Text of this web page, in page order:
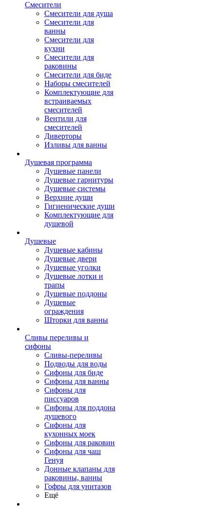
Смесители
Смесители для душа
Смесители для
ванны
Смесители для
кухни
Смесители для
раковины
Смесители для биде
Наборы смесителей
Комплектующие для
встраиваемых
смесителей
Вентили для
смесителей
Диверторы
Изливы для ванны
Душевая программа
Душевые панели
Душевые гарнитуры
Душевые системы
Верхние души
Гигиенические души
Комплектующие для
душевой
Душевые
Душевые кабины
Душевые двери
Душевые уголки
Душевые лотки и
трапы
Душевые поддоны
Душевые
ограждения
Шторки для ванны
Сливы переливы и
сифоны
Сливы-переливы
Подводы для воды
Сифоны для биде
Сифоны для ванны
Сифоны для
писсуаров
Сифоны для поддона
душевого
Сифоны для
кухонных моек
Сифоны для раковин
Сифоны для чаш
Генуя
Донные клапаны для
раковины, ванны
Гофры для унитазов
Ещё